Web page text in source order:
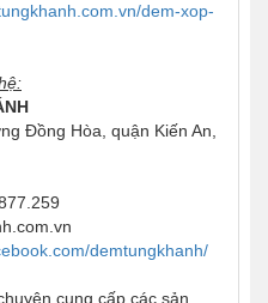
dem-xop-
Đồng Hòa, quận Kiến An,
demtungkhanh/
cung cấp các sản